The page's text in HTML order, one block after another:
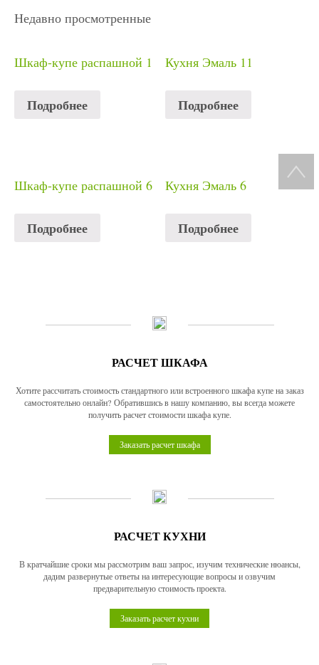
Недавно просмотренные
Шкаф-купе распашной 1
Подробнее
Кухня Эмаль 11
Подробнее
Шкаф-купе распашной 6
Подробнее
Кухня Эмаль 6
Подробнее
РАСЧЕТ ШКАФА
Хотите рассчитать стоимость стандартного или встроенного шкафа купе на заказ
самостоятельно онлайн? Обратившись в нашу компанию, вы всегда можете
получить расчет стоимости шкафа купе.
Заказать расчет шкафа
РАСЧЕТ КУХНИ
В кратчайшие сроки мы рассмотрим ваш запрос, изучим технические нюансы,
дадим развернутые ответы на интересующие вопросы и озвучим
предварительную стоимость проекта.
Заказать расчет кухни